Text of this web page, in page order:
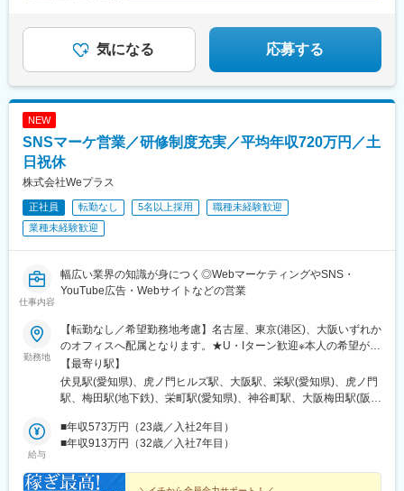
気になる 応募する
NEW
SNSマーケ営業／研修制度充実／平均年収720万円／土
日祝休
株式会社Weプラス
正社員 転勤なし 5名以上採用
職種未経験歓迎
業種未経験歓迎
仕事内容
幅広い業界の知識が身につく◎WebマーケティングやSNS・
YouTube広告・Webサイトなどの営業
勤務地
【転勤なし／希望勤務地考慮】名古屋、東京(港区)、大阪いずれか
のオフィスへ配属となります。★U・Iターン歓迎※本人の希望がな
い限り転勤はありません！■名古屋本社愛知県名古屋市中区錦2-
20-15 広小路クロスタワー13F［アクセス］・地下鉄東山線、鶴舞
線「伏見駅」より徒歩4分・地下鉄東山線、名城線「栄駅」より徒
1-23-1 虎ノ門ヒルズ森タワー24F［アクセス］・東京メトロ日比
谷線「虎ノ門ヒルズ駅」B1出口直結・東京メトロ銀座線「虎ノ門
日比谷線「霞ヶ関駅」A12出口・都営三田線「内幸町駅」A3出口■
【最寄り駅】
伏見駅(愛知県)、虎ノ門ヒルズ駅、大阪駅、栄駅(愛知県)、虎ノ門
駅、梅田駅(地下鉄)、栄町駅(愛知県)、神谷町駅、大阪梅田駅(阪急
給与
■年収573万円（23歳／入社2年目）
■年収913万円（32歳／入社7年目）